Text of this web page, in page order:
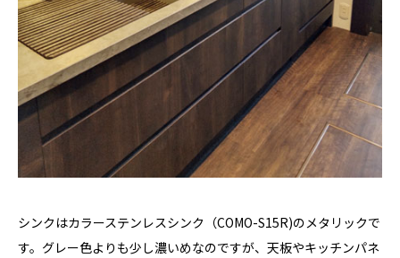
シンクはカラーステンレスシンク（COMO-S15R)のメタリックで
す。グレー色よりも少し濃いめなのですが、天板やキッチンパネ